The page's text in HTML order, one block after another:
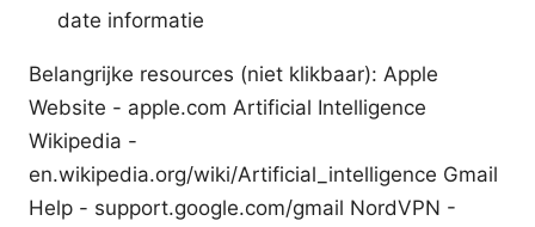
date informatie
Belangrijke resources (niet klikbaar): Apple
Website - apple.com Artificial Intelligence
Wikipedia -
en.wikipedia.org/wiki/Artificial_intelligence Gmail
Help - support.google.com/gmail NordVPN -